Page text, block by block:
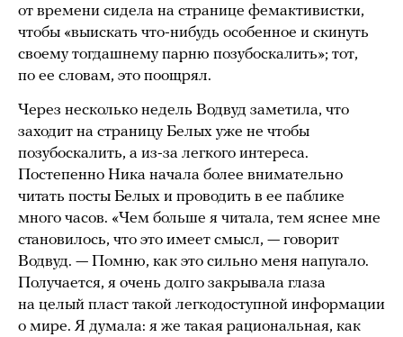
от времени сидела на странице фемактивистки,
чтобы «выискать что-нибудь особенное и скинуть
своему тогдашнему парню позубоскалить»; тот,
по ее словам, это поощрял.
Через несколько недель Водвуд заметила, что
заходит на страницу Белых уже не чтобы
позубоскалить, а из-за легкого интереса.
Постепенно Ника начала более внимательно
читать посты Белых и проводить в ее паблике
много часов. «Чем больше я читала, тем яснее мне
становилось, что это имеет смысл, — говорит
Водвуд. — Помню, как это сильно меня напугало.
Получается, я очень долго закрывала глаза
на целый пласт такой легкодоступной информации
о мире. Я думала: я же такая рациональная, как